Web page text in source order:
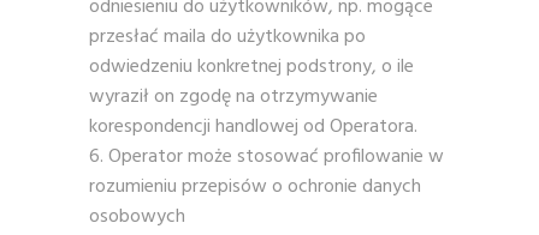
odniesieniu do użytkowników, np. mogące
przesłać maila do użytkownika po
odwiedzeniu konkretnej podstrony, o ile
wyraził on zgodę na otrzymywanie
korespondencji handlowej od Operatora.
Operator może stosować profilowanie w
rozumieniu przepisów o ochronie danych
osobowych